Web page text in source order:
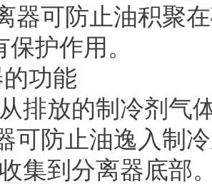
器可防止油积聚
护作用。
功能
排放的制冷剂气
可防止油逸入制
集到分离器底